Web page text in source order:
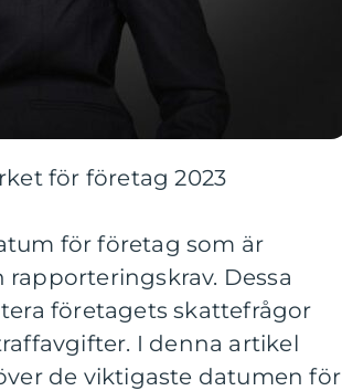
för företag 2023
för företag som är
Dessa
företagets skattefrågor
I denna artikel
de viktigaste datumen för